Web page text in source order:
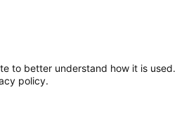
to better understand how it is
policy.